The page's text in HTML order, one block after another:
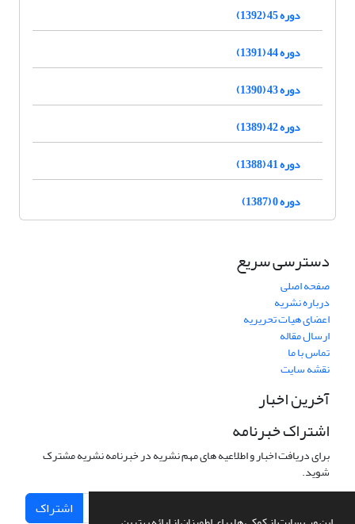
دوره 45 (1392)
دوره 44 (1391)
دوره 43 (1390)
دوره 42 (1389)
دوره 41 (1388)
دوره 0 (1387)
دسترسی سریع
صفحه اصلی
درباره نشریه
اعضای هیات تحریریه
ارسال مقاله
تماس با ما
نقشه سایت
آخرین اخبار
اشتراک خبرنامه
برای دریافت اخبار و اطلاعیه های مهم نشریه در خبرنامه نشریه مشترک
شوید.
اشتراک